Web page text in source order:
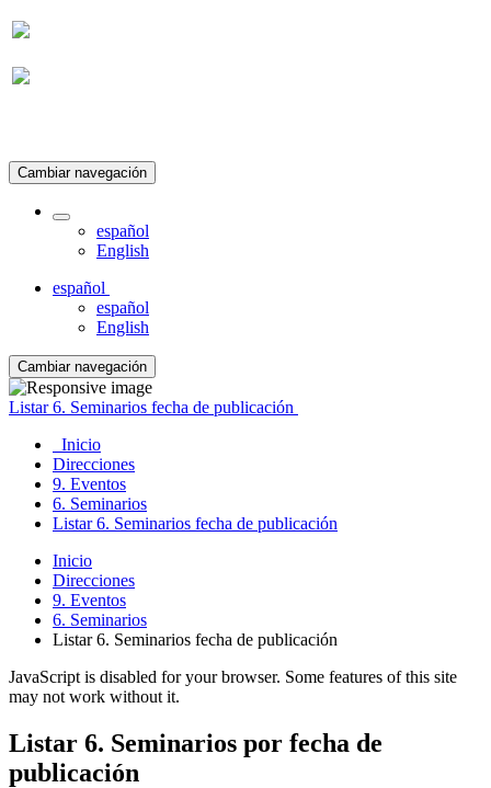
Cambiar navegación
español
English
español
español
English
Cambiar navegación
Listar 6. Seminarios fecha de publicación
Inicio
Direcciones
9. Eventos
6. Seminarios
Listar 6. Seminarios fecha de publicación
Inicio
Direcciones
9. Eventos
6. Seminarios
Listar 6. Seminarios fecha de publicación
JavaScript is disabled for your browser. Some features of this site
may not work without it.
Listar 6. Seminarios por fecha de
publicación